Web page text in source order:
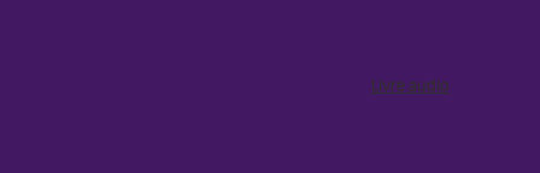
Livre audio